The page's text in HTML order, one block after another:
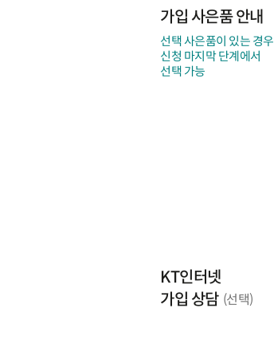
가입 사은품 안내
선택 사은품이 있는 경우
신청 마지막 단계에서
선택 가능
KT인터넷
가입 상담 (선택)